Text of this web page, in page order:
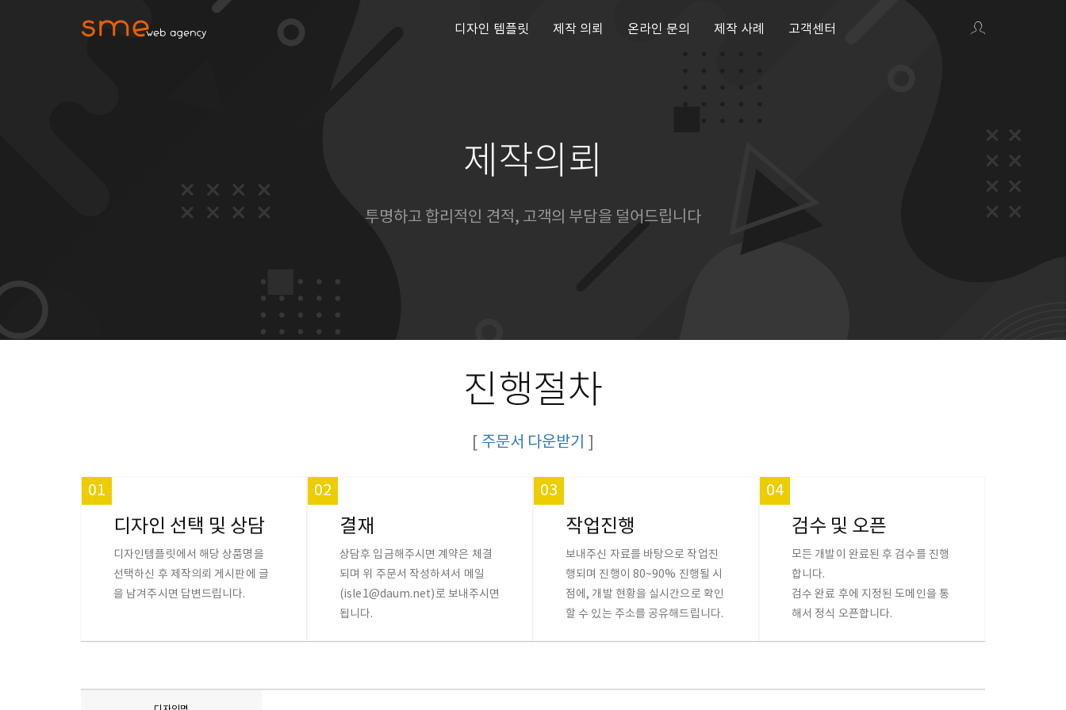
디자인 템플릿 제작 의뢰 온라인 문의 제작 사례 고객센터
제작의뢰
투명하고 합리적인 견적, 고객의 부담을 덜어드립니다
진행절차
[ 주문서 다운받기 ]
01
디자인 선택 및 상담
디자인템플릿에서 해당 상품명을
선택하신 후 제작의뢰 게시판에 글
을 남겨주시면 답변드립니다.
02
결재
상담후 입금해주시면 계약은 체결
되며 위 주문서 작성하셔서 메일
(isle1@daum.net)로 보내주시면
됩니다.
03
작업진행
보내주신 자료를 바탕으로 작업진
행되며 진행이 80~90% 진행될 시
점에, 개발 현황을 실시간으로 확인
할 수 있는 주소를 공유해드립니다.
04
검수 및 오픈
모든 개발이 완료된 후 검수를 진행
합니다.
검수 완료 후에 지정된 도메인을 통
해서 정식 오픈합니다.